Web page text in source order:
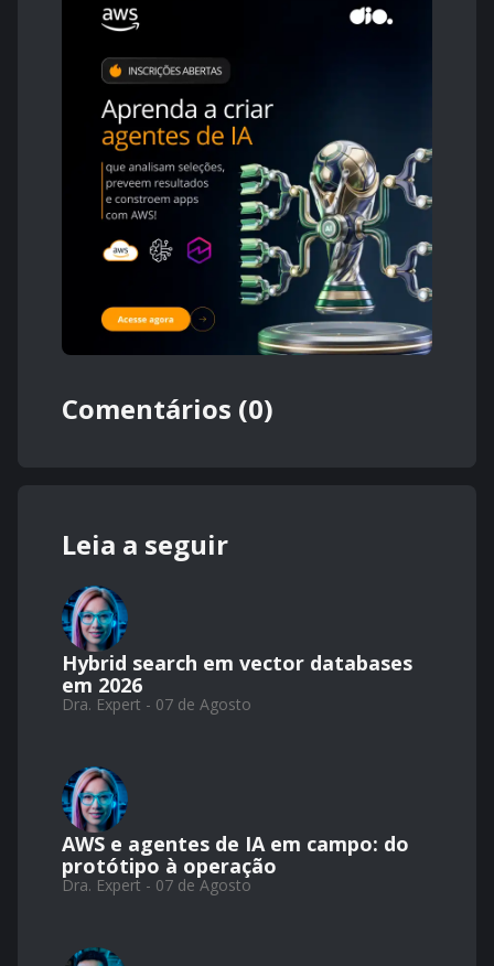
Comentários (0)
Leia a seguir
Hybrid search em vector databases
em 2026
Dra. Expert - 07 de Agosto
AWS e agentes de IA em campo: do
protótipo à operação
Dra. Expert - 07 de Agosto